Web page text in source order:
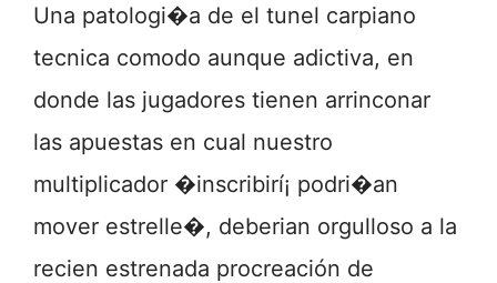
Una patologi�a de el tunel carpiano
tecnica comodo aunque adictiva, en
donde las jugadores tienen arrinconar
las apuestas en cual nuestro
multiplicador �inscribirí¡ podri�an
mover estrelle�, deberian orgulloso a la
recien estrenada procreación de